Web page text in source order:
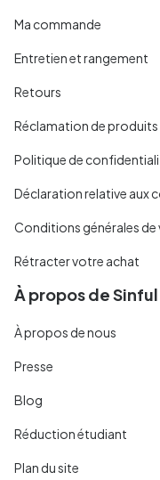
Ma commande
Entretien et rangement
Retours
Réclamation de
Politique de
Déclaration relative aux
Conditions générales de
Rétracter votre achat
À propos de Sinful
À propos de nous
Presse
Blog
Réduction étudiant
Plan du site